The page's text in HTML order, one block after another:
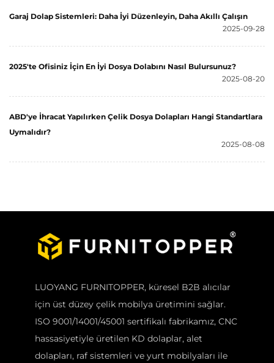
Garaj Dolap Sistemleri: Daha İyi Düzenleyin, Daha Akıllı Çalışın
2025-09-28
2025'te Ofisiniz İçin En İyi Dosya Dolabını Nasıl Bulursunuz?
2025-08-20
ABD'ye İhracat Yapılırken Çelik Dosya Dolapları Hangi Standartlara
Uymalıdır?
2025-08-08
LUOYANG FURNITOPPER, küresel B2B alıcılar
için üst düzey çelik mobilya üretimini sağlar.
ISO 9001/14001/45001 sertifikalı fabrikamız, CNC
hassasiyetiyle üretilen KD dolaplar, alet
dolapları, raf sistemleri ve yurt mobilyaları ile